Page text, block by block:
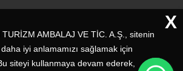
AMBALAJ VE TİC. A.Ş., sitenin
daha iyi anlamamızı sağlamak için
siteyi kullanmaya devam ederek,
X